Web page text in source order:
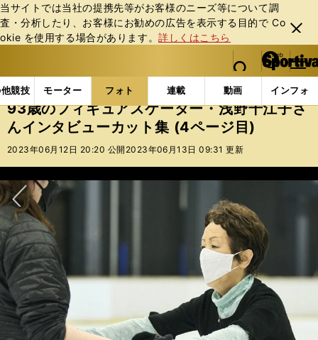
当サイトでは当社の提携先等がお客様のニーズ等について調
査・分析したり、お客様にお勧めの広告を表⽰する⽬的で Co
okie を使⽤する場合があります。詳しくはこちら
閉じ
る
web Sportiva (webスポルティーバ)
検索
マイペ
ー
ジ
メニュ
競技 モーター フォト 連載 動画 インフォ
b
ス
ポ
ル
バ
フォトギャラリー 93歳のフィギュアスケーター・浅
93歳のフィギュアスケーター・浅野千江子さ
んインタビューカット集 (4ページ目)
2023年06月12日 20:20 公開 2023年06月13日 09:31 更新
次へ